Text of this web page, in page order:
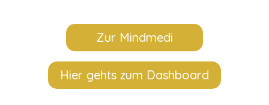
Zur Mindmedi
Hier gehts zum Dashboard